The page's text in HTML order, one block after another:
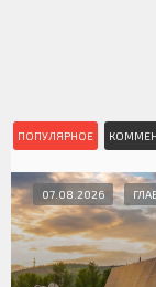
ПОПУЛЯРНОЕ
07.08.2026